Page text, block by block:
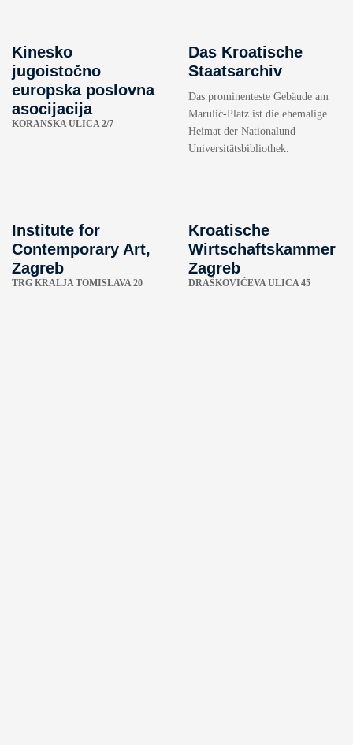
Kinesko
jugoistočno
europska poslovna
asocijacija
KORANSKA ULICA 2/7
Das Kroatische
Staatsarchiv
Das prominenteste Gebäude am
Marulić-Platz ist die ehemalige
Heimat der Nationalund
Universitätsbibliothek.
Institute for
Contemporary Art,
Zagreb
TRG KRALJA TOMISLAVA 20
Kroatische
Wirtschaftskammer
Zagreb
DRAŠKOVIĆEVA ULICA 45